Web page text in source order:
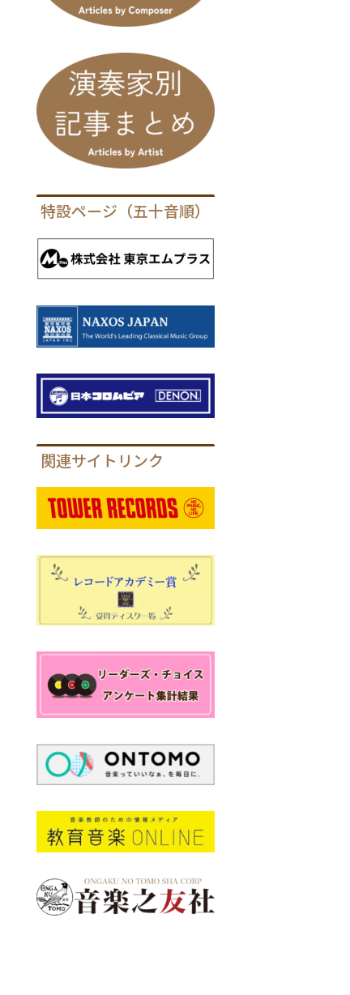
特設ページ（五十音順）
関連サイトリンク